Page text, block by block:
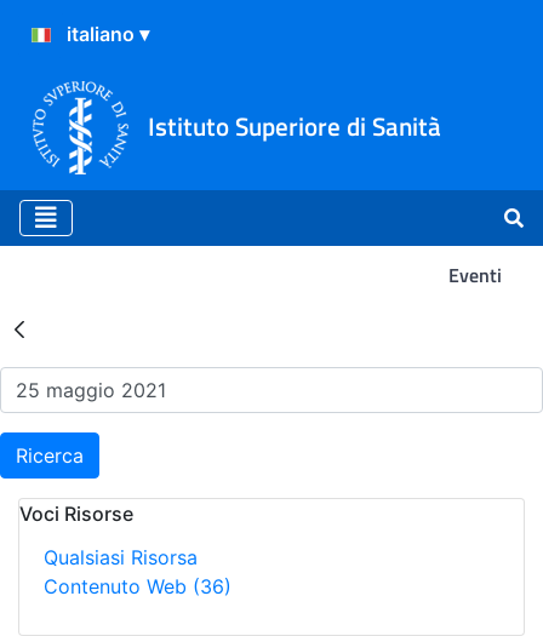
Istituto Superiore di Sanità
Eventi
Risultati della Ricerca -
Ricerca
Voci Risorse
Qualsiasi Risorsa
Contenuto Web (36)